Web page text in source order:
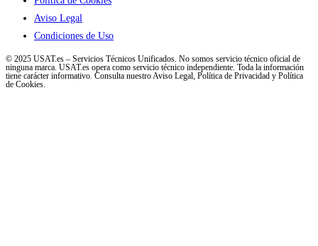
Aviso Legal
Condiciones de Uso
© 2025 USAT.es – Servicios Técnicos Unificados. No somos servicio técnico oficial de
ninguna marca. USAT.es opera como servicio técnico independiente. Toda la información
tiene carácter informativo. Consulta nuestro Aviso Legal, Política de Privacidad y Política
de Cookies.